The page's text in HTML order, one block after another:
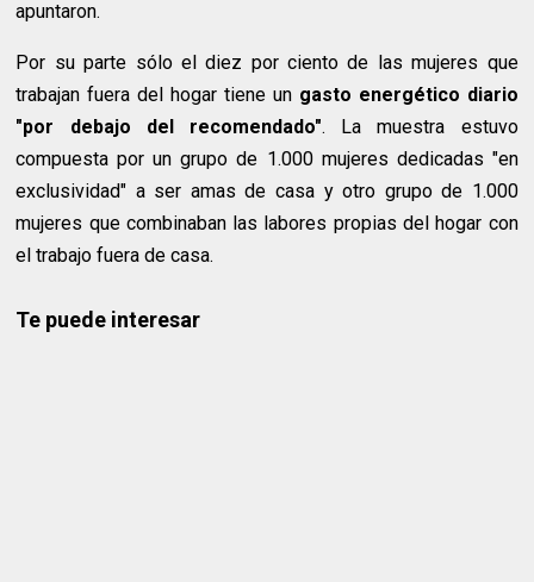
apuntaron.
Por su parte sólo el diez por ciento de las mujeres que
trabajan fuera del hogar tiene un gasto energético diario
"por debajo del recomendado". La muestra estuvo
compuesta por un grupo de 1.000 mujeres dedicadas "en
exclusividad" a ser amas de casa y otro grupo de 1.000
mujeres que combinaban las labores propias del hogar con
el trabajo fuera de casa.
Te puede interesar